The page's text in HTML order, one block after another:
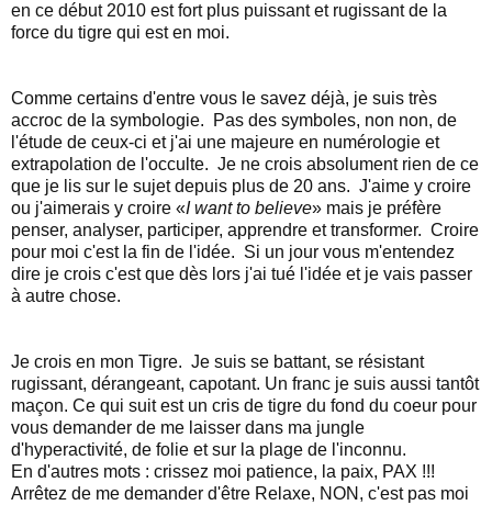
en ce début 2010 est fort plus puissant et rugissant de la
force du tigre qui est en moi.
Comme certains d'entre vous le savez déjà, je suis très
accroc de la symbologie. Pas des symboles, non non, de
l'étude de ceux-ci et j'ai une majeure en numérologie et
extrapolation de l'occulte. Je ne crois absolument rien de ce
que je lis sur le sujet depuis plus de 20 ans. J'aime y croire
ou j'aimerais y croire «I want to believe» mais je préfère
penser, analyser, participer, apprendre et transformer. Croire
pour moi c'est la fin de l'idée. Si un jour vous m'entendez
dire je crois c'est que dès lors j'ai tué l'idée et je vais passer
à autre chose.
Je crois en mon Tigre. Je suis se battant, se résistant
rugissant, dérangeant, capotant. Un franc je suis aussi tantôt
maçon. Ce qui suit est un cris de tigre du fond du coeur pour
vous demander de me laisser dans ma jungle
d'hyperactivité, de folie et sur la plage de l'inconnu.
En d'autres mots : crissez moi patience, la paix, PAX !!!
Arrêtez de me demander d'être Relaxe, NON, c'est pas moi